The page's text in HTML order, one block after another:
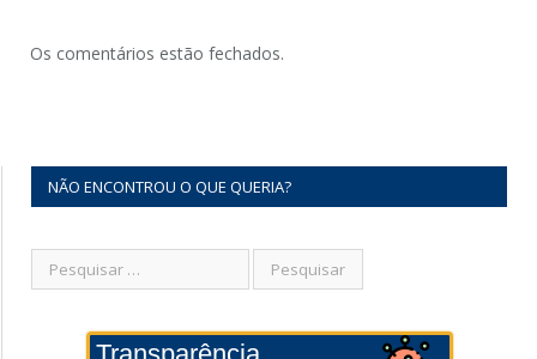
Os comentários estão fechados.
NÃO ENCONTROU O QUE QUERIA?